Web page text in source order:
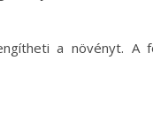
a növényt. A